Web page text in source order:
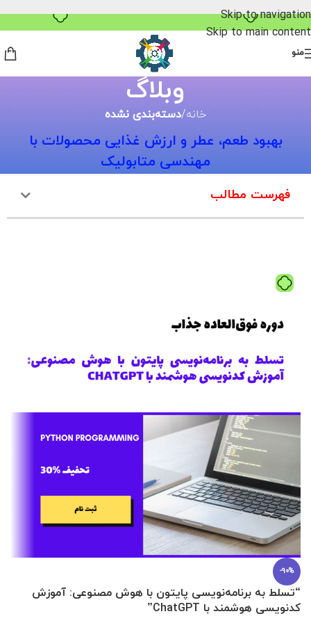
Skip to navigation
Skip to main content
منو
وبلاگ
خانه/دسته‌بندی نشده
بهبود طعم، عطر و ارزش غذایی محصولات با
مهندسی متابولیک
فهرست مطالب
-90%
“تسلط به برنامه‌نویسی پایتون با هوش مصنوعی: آموزش
کدنویسی هوشمند با ChatGPT”